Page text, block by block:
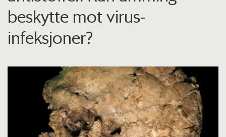
beskytte mot virus-
infeksjoner?